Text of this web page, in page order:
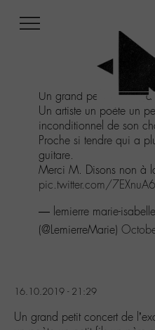
menu
Aller
contenu
Aller
recherche
Un grand petit concert
Un artiste un poète un
inconditionnel de son
Proche si tendre qui a
guitare.
Merci M. Disons non à
pic.twitter.com/
— lemierre marie-
(@LemierreMarie)
16.10.2019 - 21:29
Un grand petit concert de